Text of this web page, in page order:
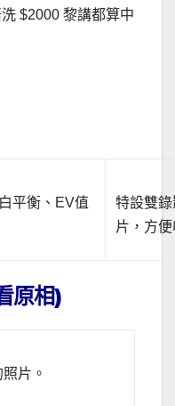
$2000 黎講都算中
平衡、EV值
特設雙
片，方
原相)
片。